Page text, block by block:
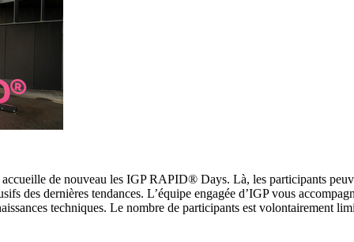
de nouveau les IGP RAPID® Days. Là, les participants
des dernières tendances. L’équipe engagée d’IGP vous
techniques. Le nombre de participants est volontairement